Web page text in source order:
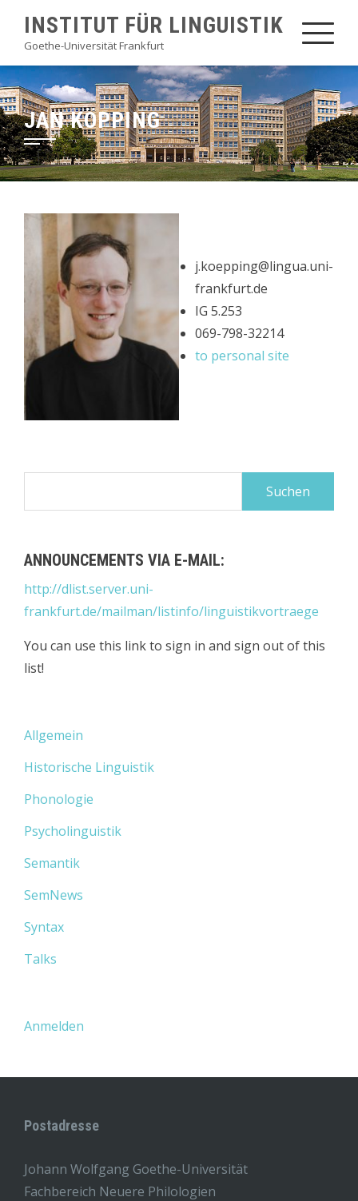
content
INSTITUT FÜR LINGUISTIK
Goethe-Universität Frankfurt
JAN KÖPPING
j.koepping@lingua.uni-
frankfurt.de
IG 5.253
069-798-32214
to personal site
ANNOUNCEMENTS VIA E-MAIL:
http://dlist.server.uni-
frankfurt.de/mailman/listinfo/linguistikvortraege
You can use this link to sign in and sign out of this
list!
Allgemein
Historische Linguistik
Phonologie
Psycholinguistik
Semantik
SemNews
Syntax
Talks
Anmelden
Postadresse
Johann Wolfgang Goethe-Universität
Fachbereich Neuere Philologien